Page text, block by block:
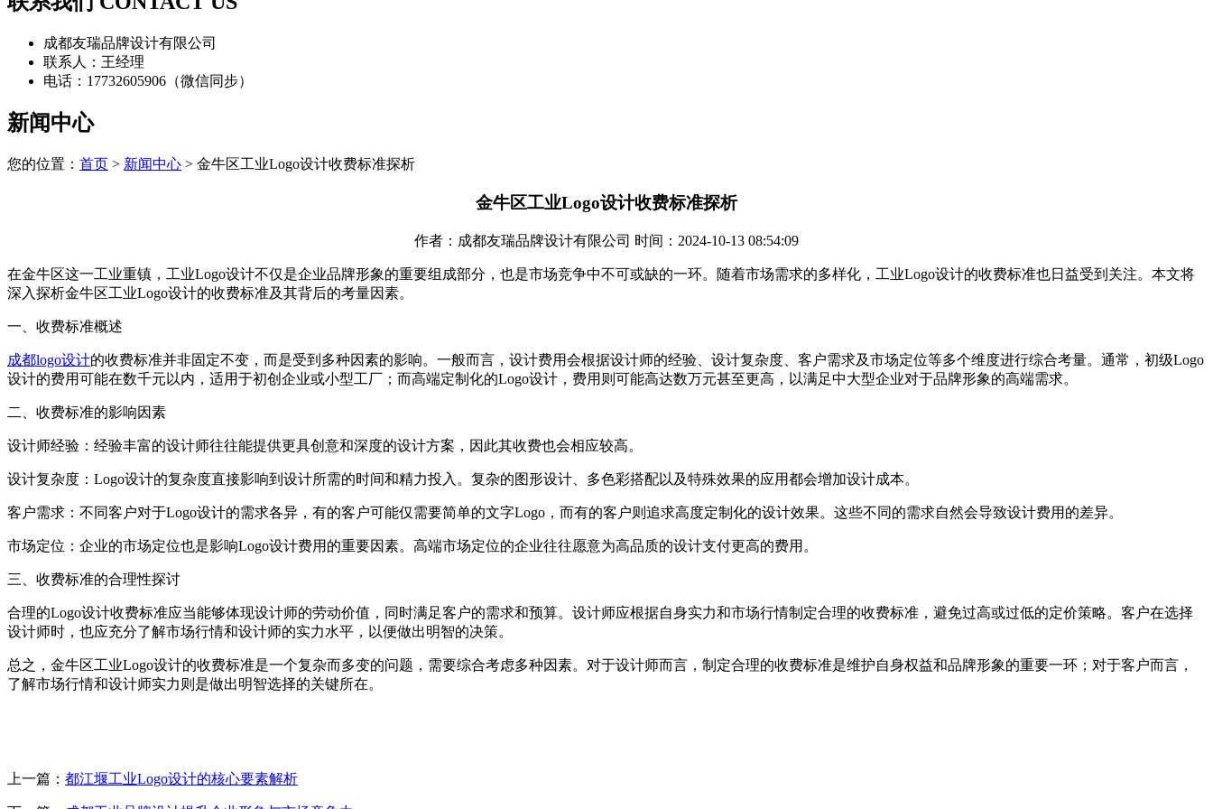
成都友瑞品牌设计有限公司
联系人：王经理
电话：17732605906（微信同步）
新闻中心
您的位置： 首页 > 新闻中心 > 金牛区工业Logo设计收费标准探析
金牛区工业Logo设计收费标准探析
作者：成都友瑞品牌设计有限公司 时间：2024-10-13 08:54:09
在金牛区这一工业重镇，工业Logo设计不仅是企业品牌形象的重要组成部分，也是市场竞争中不可或缺的一环。随着市场需求的多样化，工业Logo设计的收费标准也日益受到关注。本文将
深入探析金牛区工业Logo设计的收费标准及其背后的考量因素。
一、收费标准概述
成都logo设计的收费标准并非固定不变，而是受到多种因素的影响。一般而言，设计费用会根据设计师的经验、设计复杂度、客户需求及市场定位等多个维度进行综合考量。通常，初级Logo
设计的费用可能在数千元以内，适用于初创企业或小型工厂；而高端定制化的Logo设计，费用则可能高达数万元甚至更高，以满足中大型企业对于品牌形象的高端需求。
二、收费标准的影响因素
设计师经验：经验丰富的设计师往往能提供更具创意和深度的设计方案，因此其收费也会相应较高。
设计复杂度：Logo设计的复杂度直接影响到设计所需的时间和精力投入。复杂的图形设计、多色彩搭配以及特殊效果的应用都会增加设计成本。
客户需求：不同客户对于Logo设计的需求各异，有的客户可能仅需要简单的文字Logo，而有的客户则追求高度定制化的设计效果。这些不同的需求自然会导致设计费用的差异。
市场定位：企业的市场定位也是影响Logo设计费用的重要因素。高端市场定位的企业往往愿意为高品质的设计支付更高的费用。
三、收费标准的合理性探讨
合理的Logo设计收费标准应当能够体现设计师的劳动价值，同时满足客户的需求和预算。设计师应根据自身实力和市场行情制定合理的收费标准，避免过高或过低的定价策略。客户在选择
设计师时，也应充分了解市场行情和设计师的实力水平，以便做出明智的决策。
总之，金牛区工业Logo设计的收费标准是一个复杂而多变的问题，需要综合考虑多种因素。对于设计师而言，制定合理的收费标准是维护自身权益和品牌形象的重要一环；对于客户而言，
了解市场行情和设计师实力则是做出明智选择的关键所在。
上一篇： 都江堰工业Logo设计的核心要素解析